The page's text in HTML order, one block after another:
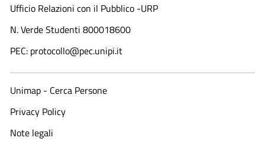
Ufficio Relazioni con il Pubblico -URP
N. Verde Studenti 800018600​
PEC: protocollo@pec.unipi.it
Unimap - Cerca Persone
Privacy Policy
Note legali